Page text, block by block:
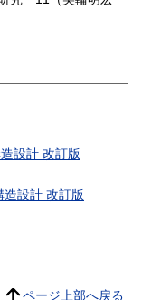
設計 改訂版
造設計 改訂版
ページ上部へ戻る